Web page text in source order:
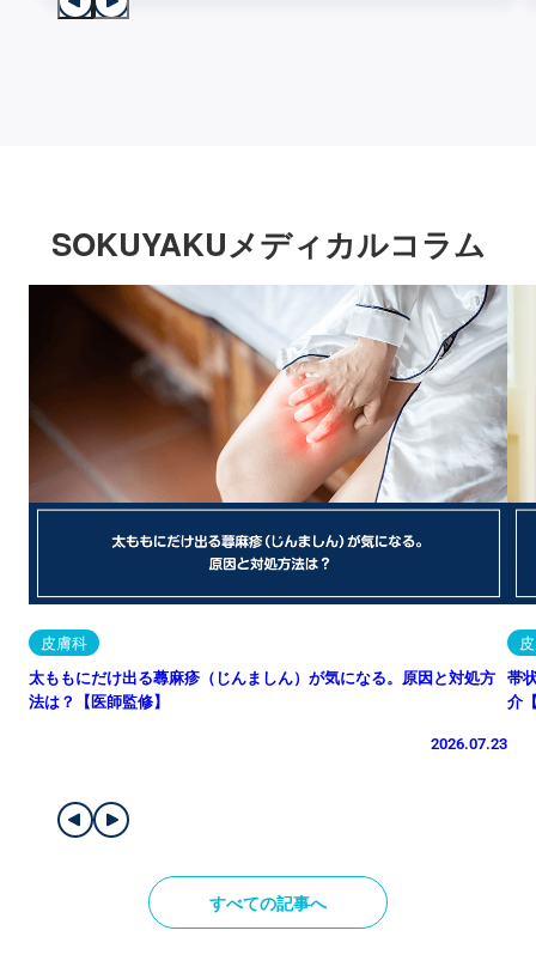
SOKUYAKUメディカルコラム
皮膚科
太ももにだけ出る蕁麻疹（じんましん）が気になる。原因と対処方
法は？【医師監修】
2026.07.23
帯
介
すべての記事へ